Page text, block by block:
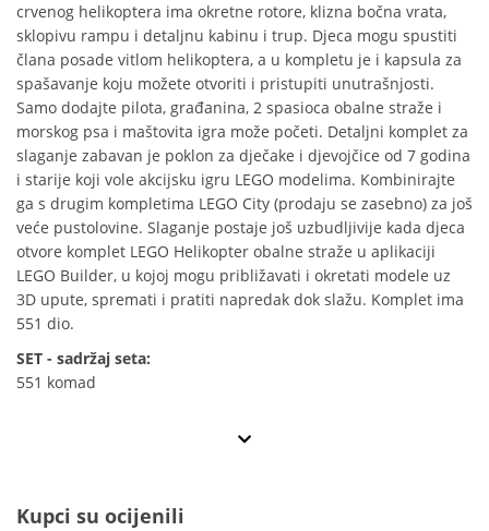
crvenog helikoptera ima okretne rotore, klizna bočna vrata,
sklopivu rampu i detaljnu kabinu i trup. Djeca mogu spustiti
člana posade vitlom helikoptera, a u kompletu je i kapsula za
spašavanje koju možete otvoriti i pristupiti unutrašnjosti.
Samo dodajte pilota, građanina, 2 spasioca obalne straže i
morskog psa i maštovita igra može početi. Detaljni komplet za
slaganje zabavan je poklon za dječake i djevojčice od 7 godina
i starije koji vole akcijsku igru LEGO modelima. Kombinirajte
ga s drugim kompletima LEGO City (prodaju se zasebno) za još
veće pustolovine. Slaganje postaje još uzbudljivije kada djeca
otvore komplet LEGO Helikopter obalne straže u aplikaciji
LEGO Builder, u kojoj mogu približavati i okretati modele uz
3D upute, spremati i pratiti napredak dok slažu. Komplet ima
551 dio.
SET - sadržaj seta:
551 komad
Kupci su ocijenili